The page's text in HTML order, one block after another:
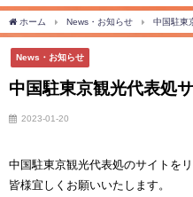
ホーム News・お知らせ 中国駐東
News・お知らせ
中国駐東京観光代表処
2023-01-20
中国駐東京観光代表処のサイトを
皆様宜しくお願いいたします。